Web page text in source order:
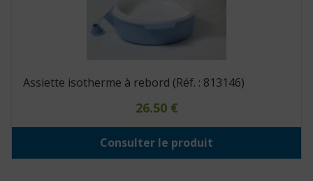
Assiette isotherme à rebord (Réf. : 813146)
26.50 €
Consulter le produit